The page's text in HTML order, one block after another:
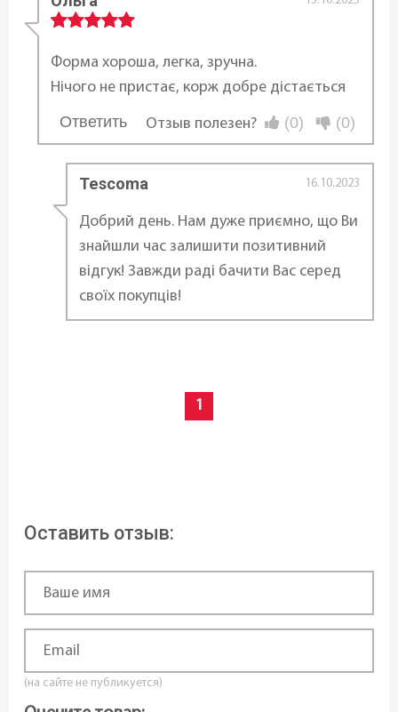
Сталь
Форма:
Антипригарное покрытие:
С антипригарным покрытием
Возможность использования в
посудомоечной машине:
да
Диаметр ø:
Форма хороша, легка, зручна.
Нічого не пристає, корж добре дістається
Ответить Отзыв полезен? (0) (0)
Tescoma 16.10.2023
Добрий день. Нам дуже приємно, що Ви
знайшли час залишити позитивний
відгук! Завжди раді бачити Вас серед
своїх покупців!
1
Оставить отзыв:
(на сайте не публикуется)